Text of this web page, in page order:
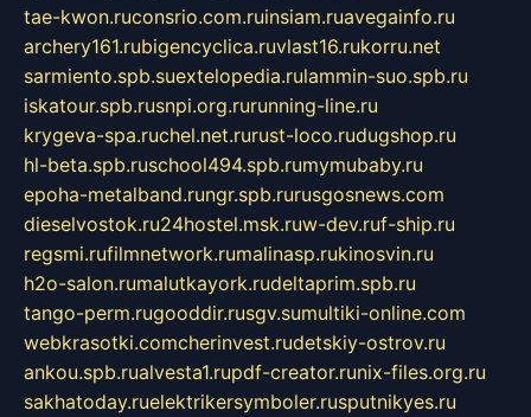
tae-kwon.ruconsrio.com.ruinsiam.ruavegainfo.ru
archery161.rubigencyclica.ruvlast16.rukorru.net
sarmiento.spb.suextelopedia.rulammin-suo.spb.ru
iskatour.spb.rusnpi.org.rurunning-line.ru
krygeva-spa.ruchel.net.rurust-loco.rudugshop.ru
hl-beta.spb.ruschool494.spb.rumymubaby.ru
epoha-metalband.rungr.spb.rurusgosnews.com
dieselvostok.ru24hostel.msk.ruw-dev.ruf-ship.ru
regsmi.rufilmnetwork.rumalinasp.rukinosvin.ru
h2o-salon.rumalutkayork.rudeltaprim.spb.ru
tango-perm.rugooddir.rusgv.sumultiki-online.com
webkrasotki.comcherinvest.rudetskiy-ostrov.ru
ankou.spb.rualvesta1.rupdf-creator.runix-files.org.ru
sakhatoday.ruelektrikersymboler.rusputnikyes.ru